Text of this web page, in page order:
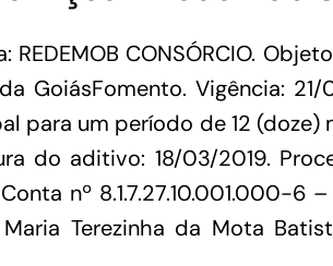
REDEMOB CONSÓRCIO.
GoiásFomento. Vigência:
para um período de 12 (doze)
aditivo: 18/03/2019.
nº 8.1.7.27.10.001.000-6
Terezinha da Mota